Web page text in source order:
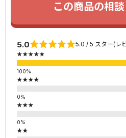
この商品の相
5.0 5.0 / 5 スター(レ
★★★★★
★★★★
★★★
★★